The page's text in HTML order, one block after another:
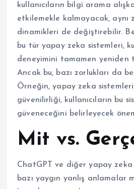
kullanıcıların bilgi arama
etkilemekle kalmayacak, aynı
dinamikleri de değiştirebilir.
bu tür yapay zeka sistemleri,
deneyimini tamamen yeniden
Ancak bu, bazı zorlukları da
Örneğin, yapay zeka
güvenilirliği, kullanıcıların bu
güveneceğini belirleyecek
Mit vs.
ChatGPT ve diğer yapay zeka
bazı yaygın yanlış anlamalar